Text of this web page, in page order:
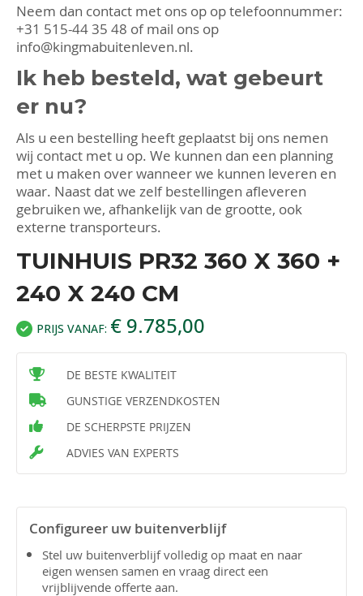
Neem dan contact met ons op op telefoonnummer:
+31 515-44 35 48 of mail ons op
info@kingmabuitenleven.nl.
Ik heb besteld, wat gebeurt
er nu?
Als u een bestelling heeft geplaatst bij ons nemen
wij contact met u op. We kunnen dan een planning
met u maken over wanneer we kunnen leveren en
waar. Naast dat we zelf bestellingen afleveren
gebruiken we, afhankelijk van de grootte, ook
externe transporteurs.
TUINHUIS PR32 360 X 360 +
240 X 240 CM
PRIJS VANAF: € 9.785,00
DE BESTE KWALITEIT
GUNSTIGE VERZENDKOSTEN
DE SCHERPSTE PRIJZEN
ADVIES VAN EXPERTS
Configureer uw buitenverblijf
Stel uw buitenverblijf volledig op maat en naar
eigen wensen samen en vraag direct een
vrijblijvende offerte aan.